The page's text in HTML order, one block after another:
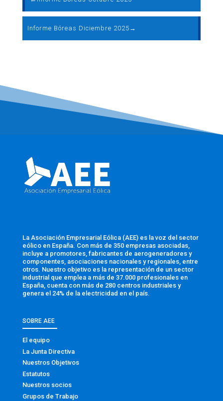
Informe Bóreas Diciembre 2025 →
La Asociación Empresarial Eólica (AEE) es la voz del sector
eólico en España. Con más de 350 empresas asociadas,
incluye a promotores, fabricantes de aerogeneradores y
componentes, asociaciones nacionales y regionales, entre
otros. Nuestro objetivo es la representación de un sector
industrial que emplea a más de 37.000 profesionales en
España, cuenta con más de 280 centros industriales y
genera el 24% de la electricidad en el país.
SOBRE AEE
El equipo
La Junta Directiva
Nuestros Objetivos
Estatutos
Nuestros socios
Grupos de Trabajo